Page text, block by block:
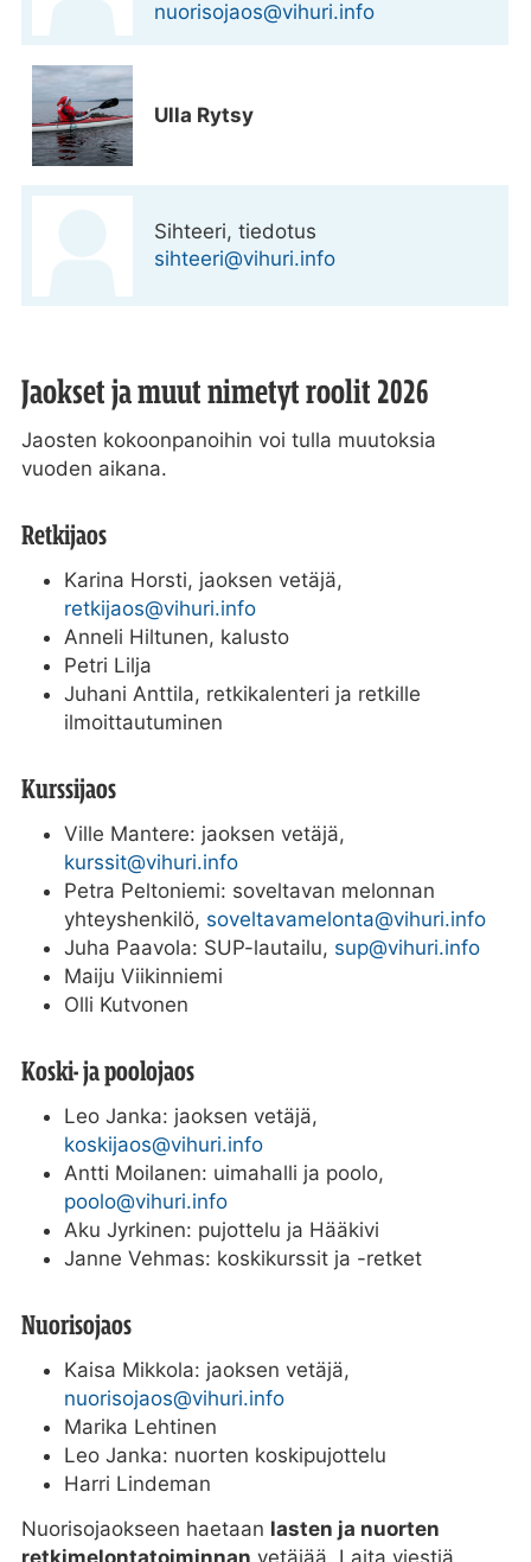
nuorisojaos@vihuri.info
Ulla Rytsy
Sihteeri, tiedotus
sihteeri@vihuri.info
Jaokset ja muut nimetyt roolit 2026
Jaosten kokoonpanoihin voi tulla muutoksia
vuoden aikana.
Retkijaos
Karina Horsti, jaoksen vetäjä,
retkijaos@vihuri.info
Anneli Hiltunen, kalusto
Petri Lilja
Juhani Anttila, retkikalenteri ja retkille
ilmoittautuminen
Kurssijaos
Ville Mantere: jaoksen vetäjä,
kurssit@vihuri.info
Petra Peltoniemi: soveltavan melonnan
yhteyshenkilö, soveltavamelonta@vihuri.info
Juha Paavola: SUP-lautailu, sup@vihuri.info
Maiju Viikinniemi
Olli Kutvonen
Koski- ja poolojaos
Leo Janka: jaoksen vetäjä,
koskijaos@vihuri.info
Antti Moilanen: uimahalli ja poolo,
poolo@vihuri.info
Aku Jyrkinen: pujottelu ja Hääkivi
Janne Vehmas: koskikurssit ja -retket
Nuorisojaos
Kaisa Mikkola: jaoksen vetäjä,
nuorisojaos@vihuri.info
Marika Lehtinen
Leo Janka: nuorten koskipujottelu
Harri Lindeman
Nuorisojaokseen haetaan lasten ja nuorten